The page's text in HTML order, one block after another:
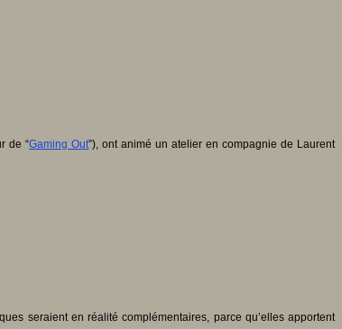
de “Gaming Out”), ont animé un atelier en compagnie de Laurent
seraient en réalité complémentaires, parce qu’elles apportent